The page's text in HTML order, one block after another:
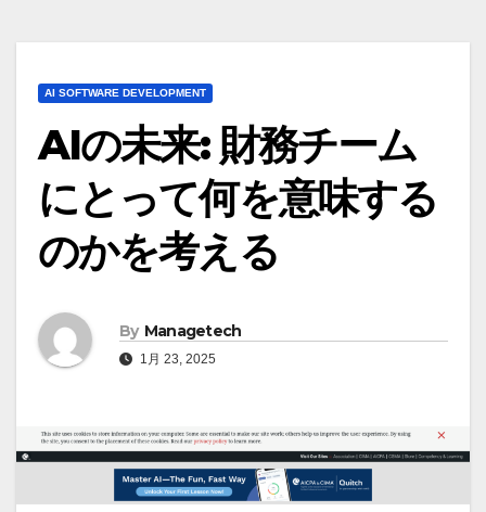
AI SOFTWARE DEVELOPMENT
AIの未来: 財務チーム
にとって何を意味する
のかを考える
By Managetech
1月 23, 2025